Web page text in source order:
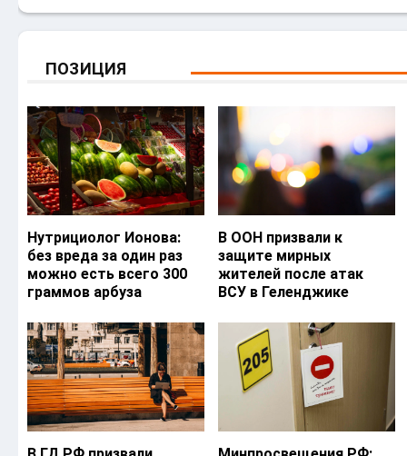
ПОЗИЦИЯ
Нутрициолог Ионова:
без вреда за один раз
можно есть всего 300
граммов арбуза
В ООН призвали к
защите мирных
жителей после атак
ВСУ в Геленджике